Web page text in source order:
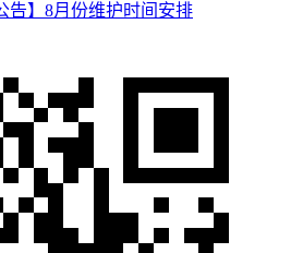
告】8月份维护时间安排